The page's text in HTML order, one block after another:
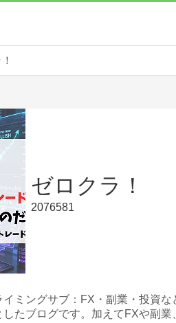
ゼロクラ！
2076581
イミングサブ：FX・副業・投資
たブログです。加えてFXや副業